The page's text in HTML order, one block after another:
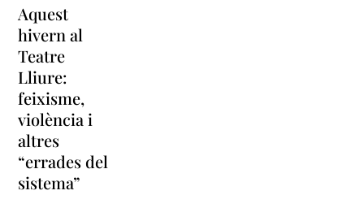
Aquest
hivern al
Teatre
Lliure:
feixisme,
violència i
altres
“errades del
sistema”